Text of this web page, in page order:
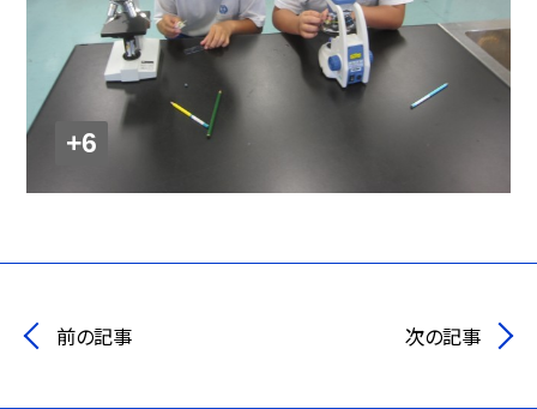
+6
前の記事 次の記事